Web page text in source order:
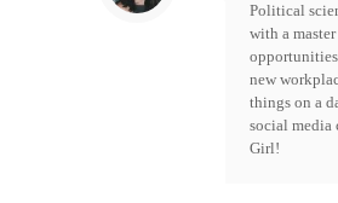
Political
with a
new
things on a
social media
Girl!